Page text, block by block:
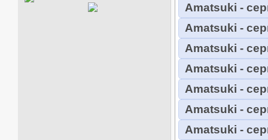
Amatsuki -
Amatsuki -
Amatsuki -
Amatsuki -
Amatsuki -
Amatsuki -
Amatsuki -